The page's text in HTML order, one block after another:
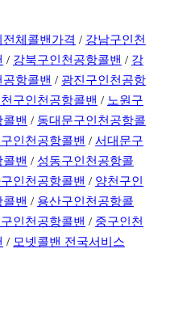
전체콜밴가격 / 강남구인천
/ 강북구인천공항콜밴 / 강
항콜밴 / 광진구인천공항
구인천공항콜밴 / 노원구
밴 / 동대문구인천공항콜
인천공항콜밴 /서대문구
밴 / 성동구인천공항콜
인천공항콜밴 / 양천구인
밴 / 용산구인천공항콜
인천공항콜밴 / 중구인천
/ 모넷콜밴 전국서비스